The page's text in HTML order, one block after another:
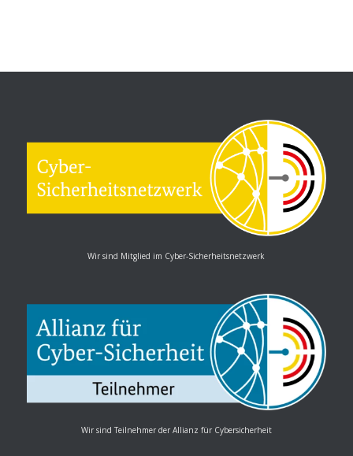
Wir sind Mitglied im Cyber-Sicherheitsnetzwerk
Wir sind Teilnehmer der Allianz für Cybersicherheit